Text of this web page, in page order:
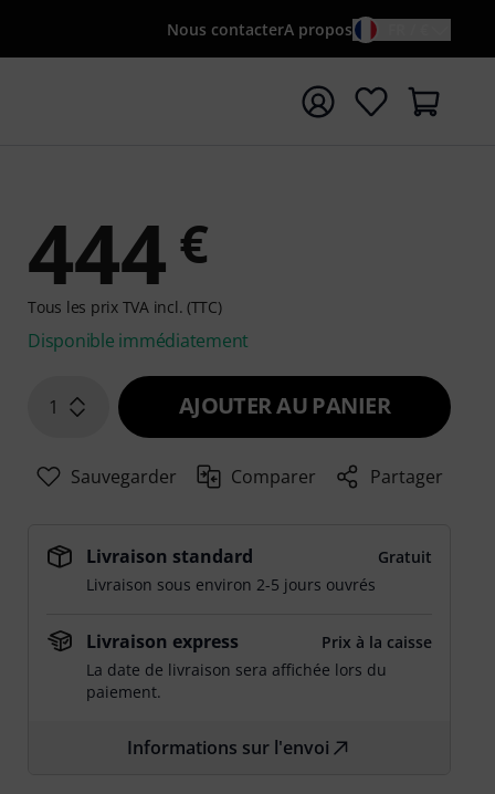
Nous contacterA propos
la recherche avec le terme de recherche
444 €
Tous les prix TVA incl. (TTC)
Disponible immédiatement
1 AJOUTER AU PANIER
Sauvegarder Comparer Partager
Livraison standard
Gratuit
Livraison sous environ 2-5 jours ouvrés
Livraison express
Prix à la caisse
La date de livraison sera affichée lors du
paiement.
Informations sur l'envoi